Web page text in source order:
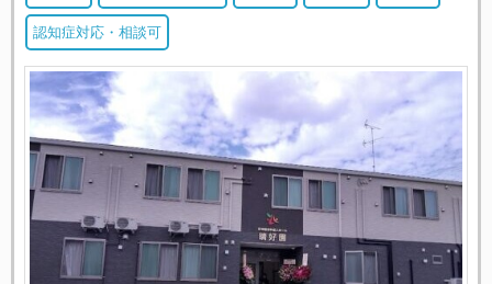
認知症対応・相談可